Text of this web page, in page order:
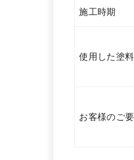
施工時期
使用した塗料
お客様のご